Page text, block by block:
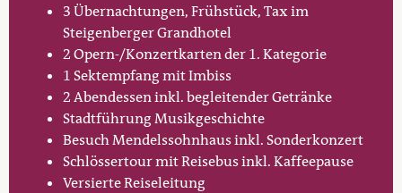
3 Übernachtungen, Frühstück, Tax im
Steigenberger Grandhotel
2 Opern-/Konzertkarten der 1. Kategorie
1 Sektempfang mit Imbiss
2 Abendessen inkl. begleitender Getränke
Stadtführung Musikgeschichte
Besuch Mendelssohnhaus inkl. Sonderkonzert
Schlössertour mit Reisebus inkl. Kaffeepause
Versierte Reiseleitung